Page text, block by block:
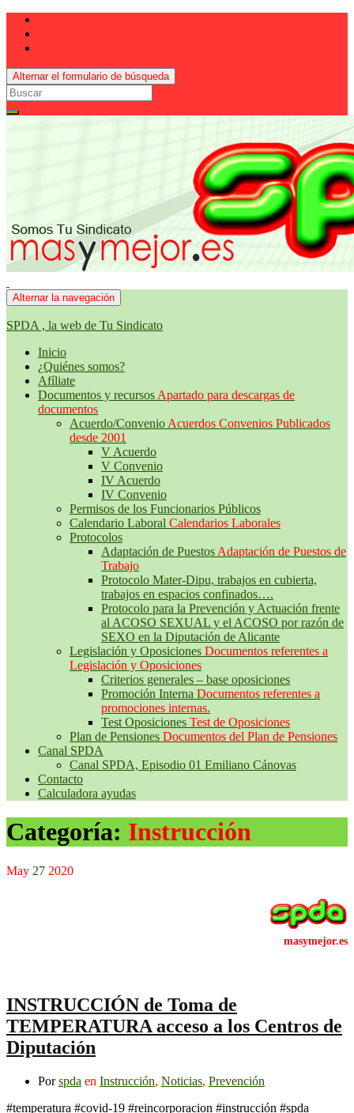
Alternar el formulario de búsqueda
Search
for:
Alternar la navegación
SPDA , la web de Tu Sindicato
Inicio
¿Quiénes somos?
Afíliate
Documentos y recursos Apartado para descargas de
documentos
Acuerdo/Convenio Acuerdos Convenios Publicados
desde 2001
V Acuerdo
V Convenio
IV Acuerdo
IV Convenio
Permisos de los Funcionarios Públicos
Calendario Laboral Calendarios Laborales
Protocolos
Adaptación de Puestos Adaptación de Puestos de
Trabajo
Protocolo Mater-Dipu, trabajos en cubierta,
trabajos en espacios confinados….
Protocolo para la Prevención y Actuación frente
al ACOSO SEXUAL y el ACOSO por razón de
SEXO en la Diputación de Alicante
Legislación y Oposiciones Documentos referentes a
Legislación y Oposiciones
Criterios generales – base oposiciones
Promoción Interna Documentos referentes a
promociones internas.
Test Oposiciones Test de Oposiciones
Plan de Pensiones Documentos del Plan de Pensiones
Canal SPDA
Canal SPDA, Episodio 01 Emiliano Cánovas
Contacto
Calculadora ayudas
Categoría: Instrucción
May 27 2020
INSTRUCCIÓN de Toma de
TEMPERATURA acceso a los Centros de
Diputación
Porspda en Instrucción, Noticias, Prevención
#temperatura #covid-19 #reincorporacion #instrucción #spda